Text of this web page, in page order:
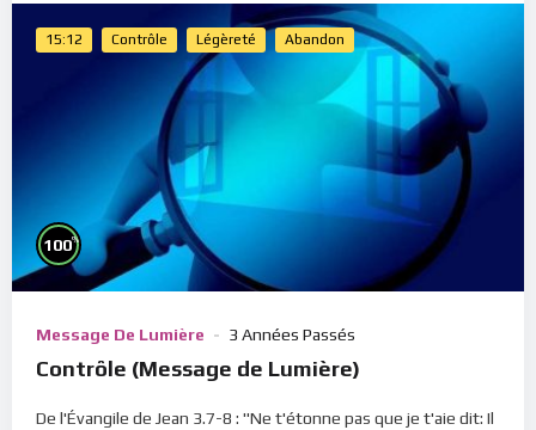
15:12 Contrôle Légèreté Abandon
100%
Message De Lumière 3 Années Passés
Contrôle (Message de Lumière)
De l'Évangile de Jean 3.7-8 : "Ne t'étonne pas que je t'aie dit: Il